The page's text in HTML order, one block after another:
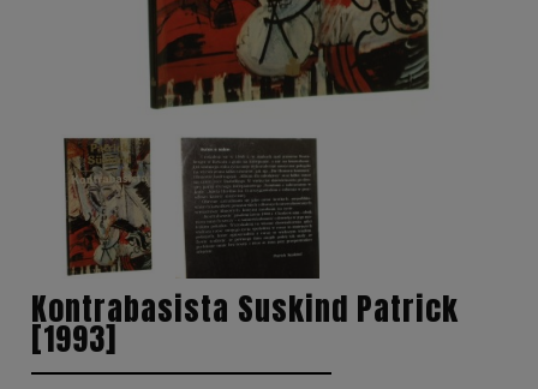
Kontrabasista Suskind Patrick
[1993]